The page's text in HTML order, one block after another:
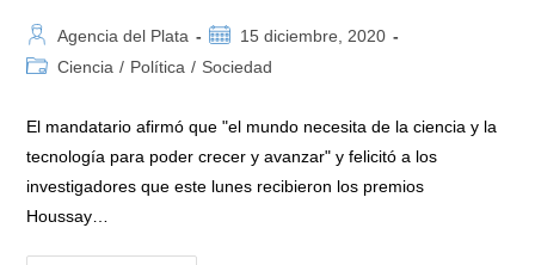
Autor
de
Agencia del Plata
Publicación
de
15 diciembre, 2020
Categoría
Ciencia / Política / Sociedad
El mandatario afirmó que "el mundo necesita de la ciencia y la
tecnología para poder crecer y avanzar" y felicitó a los
investigadores que este lunes recibieron los premios
Houssay…